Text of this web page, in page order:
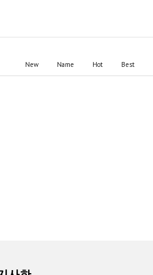
New Name Hot Best